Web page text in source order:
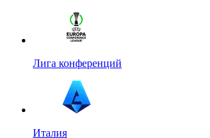
Лига конференций
Италия